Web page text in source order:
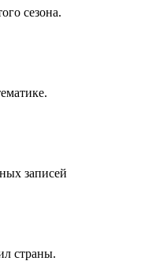
сезона.
записей
страны.